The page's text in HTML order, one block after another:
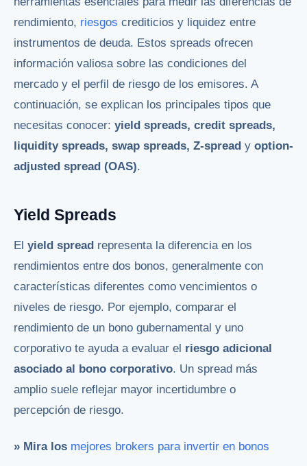
rendimiento, riesgos crediticios y liquidez entre
instrumentos de deuda. Estos spreads ofrecen
información valiosa sobre las condiciones del
mercado y el perfil de riesgo de los emisores. A
continuación, se explican los principales tipos que
necesitas conocer: yield spreads, credit spreads,
liquidity spreads, swap spreads, Z-spread y option-
adjusted spread (OAS).
Yield Spreads
El yield spread representa la diferencia en los
rendimientos entre dos bonos, generalmente con
características diferentes como vencimientos o
niveles de riesgo. Por ejemplo, comparar el
rendimiento de un bono gubernamental y uno
corporativo te ayuda a evaluar el riesgo adicional
asociado al bono corporativo. Un spread más
amplio suele reflejar mayor incertidumbre o
percepción de riesgo.
» Mira los mejores brokers para invertir en bonos